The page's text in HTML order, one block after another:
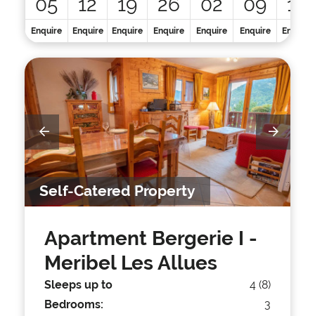
Enquire Enquire Enquire Enquire Enquire Enquire Enquire
Self-Catered Property
Apartment Bergerie I -
Meribel Les Allues
Sleeps up to
4 (8)
Bedrooms:
3